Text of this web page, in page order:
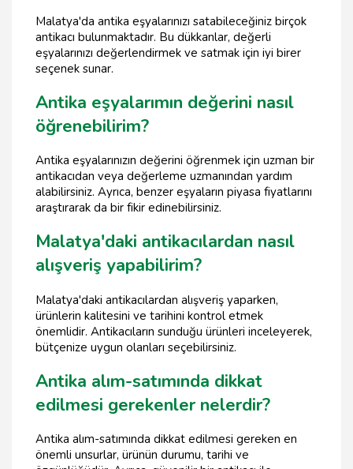
Malatya'da antika eşyalarınızı satabileceğiniz birçok
antikacı bulunmaktadır. Bu dükkanlar, değerli
eşyalarınızı değerlendirmek ve satmak için iyi birer
seçenek sunar.
Antika eşyalarımın değerini nasıl
öğrenebilirim?
Antika eşyalarınızın değerini öğrenmek için uzman bir
antikacıdan veya değerleme uzmanından yardım
alabilirsiniz. Ayrıca, benzer eşyaların piyasa fiyatlarını
araştırarak da bir fikir edinebilirsiniz.
Malatya'daki antikacılardan nasıl
alışveriş yapabilirim?
Malatya'daki antikacılardan alışveriş yaparken,
ürünlerin kalitesini ve tarihini kontrol etmek
önemlidir. Antikacıların sunduğu ürünleri inceleyerek,
bütçenize uygun olanları seçebilirsiniz.
Antika alım-satımında dikkat
edilmesi gerekenler nelerdir?
Antika alım-satımında dikkat edilmesi gereken en
önemli unsurlar, ürünün durumu, tarihi ve